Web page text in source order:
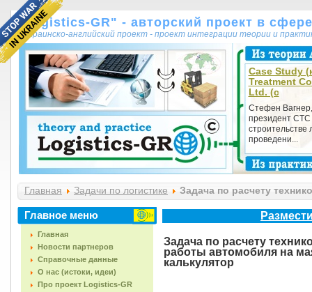
"Logistics-GR" - авторский проект в
украинско-английский проект - проект интеграции теории и
Case Study
Treatment
Ltd. (с
Стефен
президент СТС
строительстве
проведени...
Главная Задачи по логистике
Задача по расчету
маршруте (0258-018) + калькулятор
Главное меню
Главная
Новости партнеров
Справочные данные
О нас (истоки, идеи)
Про проект Logistics-GR
Задача по расчету
работы автомобиля на
калькулятор